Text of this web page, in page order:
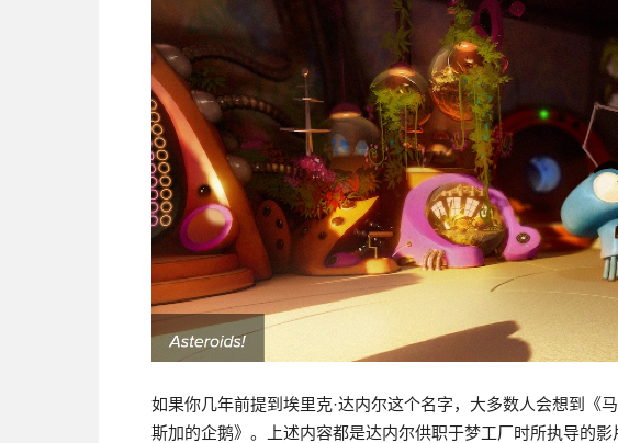
如果你几年前提到埃里克·达内尔这个名字，大多数人会想到《
斯加的企鹅》。上述内容都是达内尔供职于梦工厂时所执导的